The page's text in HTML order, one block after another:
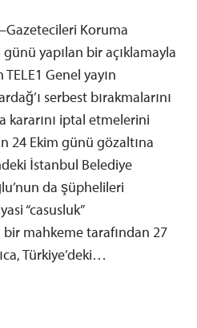
Koruma
yapılan bir açıklamayla
Genel yayın
serbest bırakmalarını
kararını iptal etmelerini
24 Ekim günü gözaltına
İstanbul Belediye
da şüphelileri
“casusluk”
mahkeme tarafından 27
Türkiye’deki…